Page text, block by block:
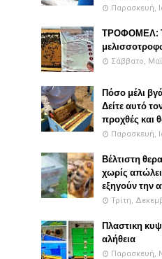
Παρασκευή,
ΤΡΟΦΟΜΕΛ:
Σάββατο,
Πόσο μέλι
Δείτε αυτό
προχθές και
Παρασκευή,
Βέλτιστη
χωρίς
εξηγούν την
Τρίτη,
Πλαστικη
αλήθεια
Παρασκευή,